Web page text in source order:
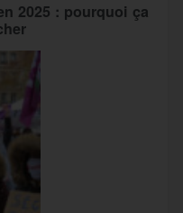
2025 : pourquoi ça